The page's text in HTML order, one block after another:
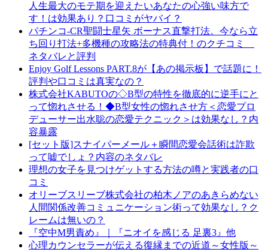
人生最大のモテ期を迎えたいあなたの心強い味方で
す！は効果あり？口コミがヤバイ？
パチンコ-CR聖闘士星矢 ボーナス直撃打法。今なら立
ち回り打法+多機種の攻略法の特典付！のクチコミ
ネタバレと評判
Enjoy Golf Lessons PART.8が【あの掲示板】で話題に！
評判や口コミは真実なの？
株式会社KABUTOの◇B型の特性を徹底的に逆手にと
って惚れさせる！◆B型女性の惚れさせ方＜恋愛プロ
デューサー出水聡の恋愛テクニック＞は効果なし？内
容暴露
[セット版]スナイパーメール＋瞬間恋愛会話術は詐欺
って嘘でしょ？内容のネタバレ
理想の女子を見つけゲットする方法の噂と実践者の口
コミ
オリーブスリーブ株式会社の柏木ノアのあきらめない
人間関係改善コミュニケーション術って効果なし？ク
レームは無いの？
『空中M男責め』｜『ニオイを感じる 足裏3』他
心理カウンセラーが伝える復縁までの近道～女性版～